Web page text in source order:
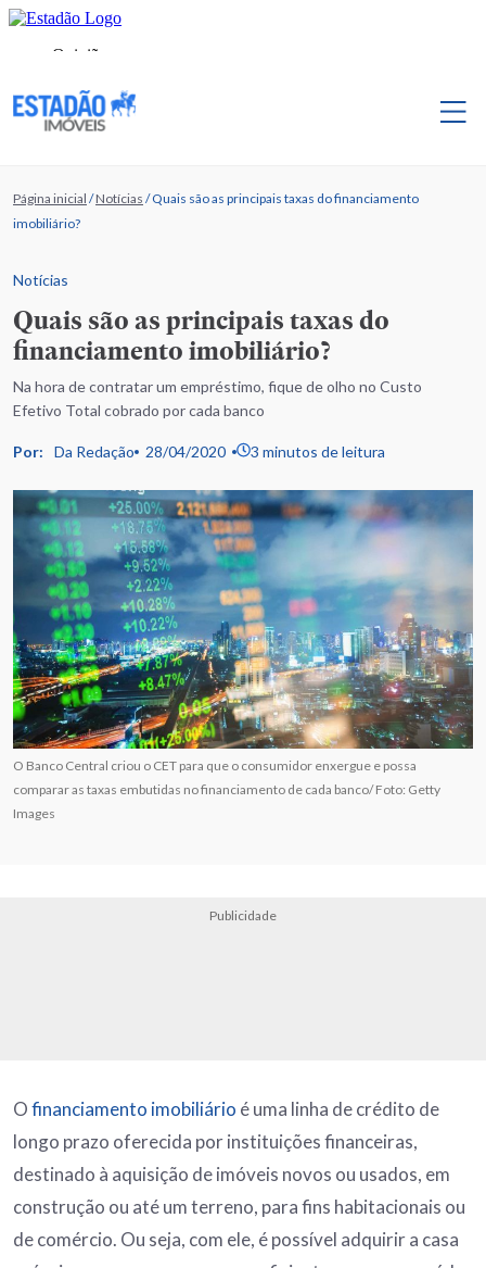
Página inicial /Notícias /Quais são as principais taxas do financiamento
imobiliário?
Notícias
Quais são as principais taxas do
financiamento imobiliário?
Na hora de contratar um empréstimo, fique de olho no Custo
Efetivo Total cobrado por cada banco
Por: Da Redação 28/04/2020 3 minutos de leitura
O Banco Central criou o CET para que o consumidor enxergue e possa
comparar as taxas embutidas no financiamento de cada banco/ Foto: Getty
Images
Publicidade
Ofinanciamento imobiliário é uma linha de crédito de
longo prazo oferecida por instituições financeiras,
destinado à aquisição de imóveis novos ou usados, em
construção ou até um terreno, para fins habitacionais ou
de comércio. Ou seja, com ele, é possível adquirir a casa